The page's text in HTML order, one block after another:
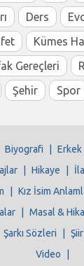
Ders
Kümes
Gereçleri
Şehir Spor
Biyografi Erkek
Hikaye
Kız İsim
Masal &
Şarkı Sözleri Şiir
Video